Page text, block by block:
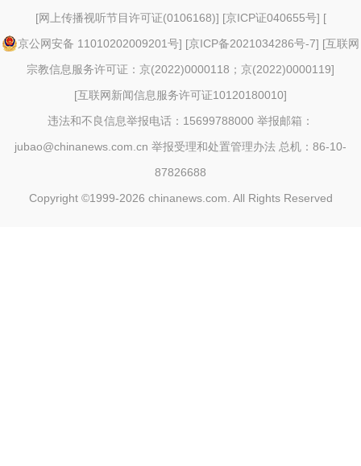
[网上传播视听节目许可证(0106168)] [京ICP证040655号] [
京公网安备 11010202009201号] [京ICP备2021034286号-7] [互联网
宗教信息服务许可证：京(2022)0000118；京(2022)0000119]
[互联网新闻信息服务许可证10120180010]
违法和不良信息举报电话：15699788000 举报邮箱：
jubao@chinanews.com.cn 举报受理和处置管理办法 总机：86-10-
87826688
Copyright ©1999-2026 chinanews.com. All Rights Reserved